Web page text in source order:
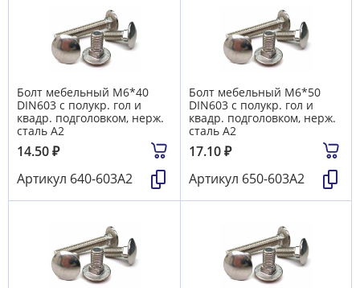
Болт мебельный М6*40
DIN603 с полукр. гол и
квадр. подголовком, нерж.
сталь А2
14.50₽
Артикул 640-603А2
Болт мебельный М6*50
DIN603 с полукр. гол и
квадр. подголовком, нерж.
сталь А2
17.10₽
Артикул 650-603А2